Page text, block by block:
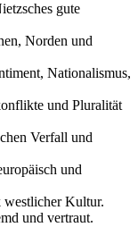
gute
Norden und
Nationalismus,
und Pluralität
Verfall und
und
westlicher Kultur.
und vertraut.